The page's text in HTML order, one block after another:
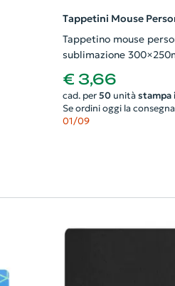
Tappetini Mouse
Tappetino mouse
sublimazione
€ 3,66
cad. per 50unità stampa
Se ordini oggi la
01/09